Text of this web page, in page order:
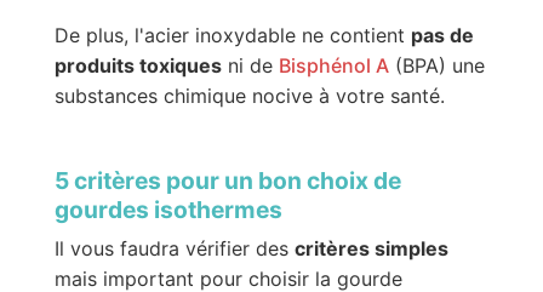
De plus, l'acier inoxydable ne contient pas de
produits toxiquesni de Bisphénol A(BPA) une
substances chimique nocive à votre santé.
5 critères pour un bon choix de
gourdes isothermes
Il vous faudra vérifier des critères simples
mais important pour choisir la gourde